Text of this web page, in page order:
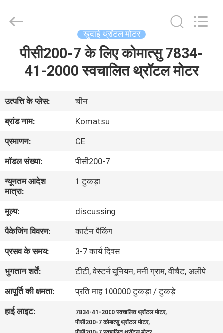
हमारे
बारे
कारखाना
गुणवत्ता
नियंत्रण
संपर्क
करें
Management
Services
Reserved.
खुदाई थ्रॉटल मोटर
पीसी200-7 के लिए कोमात्सु 7834-
41-2000 स्वचालित थ्रॉटल मोटर
उत्पत्ति के प्लेस:
चीन
ब्रांड नाम:
Komatsu
प्रमाणन:
CE
मॉडल संख्या:
पीसी200-7
न्यूनतम आदेश
मात्रा:
1 टुकड़ा
मूल्य:
discussing
पैकेजिंग विवरण:
कार्टन पैकिंग
प्रसव के समय:
3-7 कार्य दिवस
भुगतान शर्तें:
टीटी, वेस्टर्न यूनियन, मनी ग्राम, वीचैट, अलीपे
आपूर्ति की क्षमता:
प्रति माह 100000 टुकड़ा / टुकड़े
हाई लाइट:
7834-41-2000 स्वचालित थ्रॉटल मोटर,
पीसी200-7 कोमात्सु थ्रॉटल मोटर,